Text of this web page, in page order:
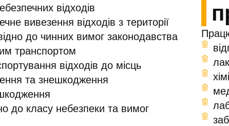
відходів
вивезення відходів з території
до чинних вимог законодавства
транспортом
відходів до місць
та знешкодження
до класу небезпеки та вимог